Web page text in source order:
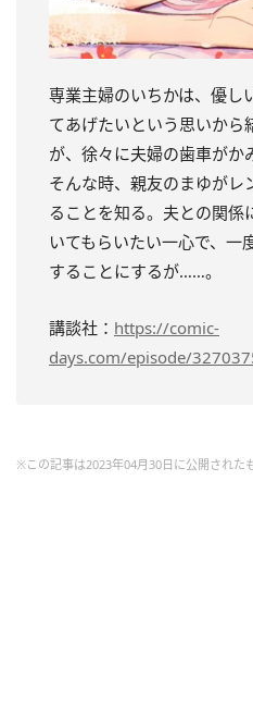
専業主婦のいちかは、優し
てあげたいという思いから
が、徐々に夫婦の歯車がか
そんな時、親友のまゆがレ
ることを知る。夫との関係
いてもらいたい一心で、一
することにするが……。
講談社： https://comic-
days.com/episode/
※この記事は2023年04月30日に公開された